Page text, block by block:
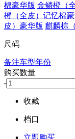
棉豪华版 金鳞橙（
橙（全皮）记忆棉
皮）豪华版 麒麟棕
尺码
备注车型年份
购买数量
-
收藏
档口